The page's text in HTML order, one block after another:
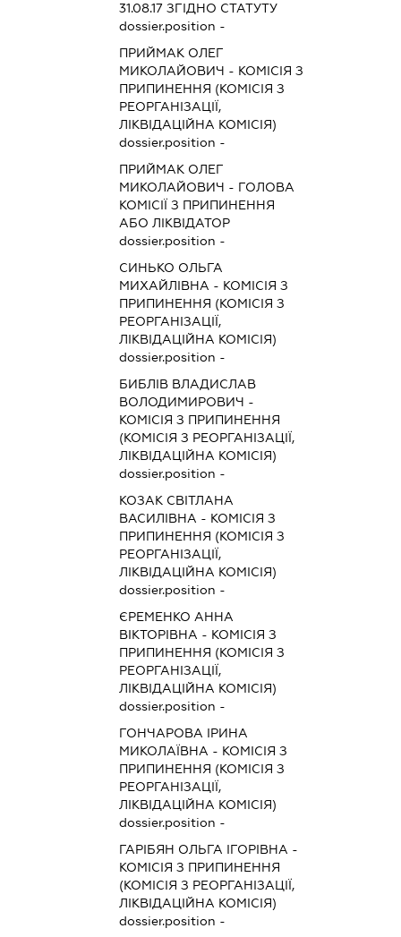
31.08.17 ЗГІДНО СТАТУТУ
dossier.position -
ПРИЙМАК ОЛЕГ
МИКОЛАЙОВИЧ - КОМІСІЯ З
ПРИПИНЕННЯ (КОМІСІЯ З
РЕОРГАНІЗАЦІЇ,
ЛІКВІДАЦІЙНА КОМІСІЯ)
dossier.position -
ПРИЙМАК ОЛЕГ
МИКОЛАЙОВИЧ - ГОЛОВА
КОМІСІЇ З ПРИПИНЕННЯ
АБО ЛІКВІДАТОР
dossier.position -
СИНЬКО ОЛЬГА
МИХАЙЛІВНА - КОМІСІЯ З
ПРИПИНЕННЯ (КОМІСІЯ З
РЕОРГАНІЗАЦІЇ,
ЛІКВІДАЦІЙНА КОМІСІЯ)
dossier.position -
БИБЛІВ ВЛАДИСЛАВ
ВОЛОДИМИРОВИЧ -
КОМІСІЯ З ПРИПИНЕННЯ
(КОМІСІЯ З РЕОРГАНІЗАЦІЇ,
ЛІКВІДАЦІЙНА КОМІСІЯ)
dossier.position -
КОЗАК СВІТЛАНА
ВАСИЛІВНА - КОМІСІЯ З
ПРИПИНЕННЯ (КОМІСІЯ З
РЕОРГАНІЗАЦІЇ,
ЛІКВІДАЦІЙНА КОМІСІЯ)
dossier.position -
ЄРЕМЕНКО АННА
ВІКТОРІВНА - КОМІСІЯ З
ПРИПИНЕННЯ (КОМІСІЯ З
РЕОРГАНІЗАЦІЇ,
ЛІКВІДАЦІЙНА КОМІСІЯ)
dossier.position -
ГОНЧАРОВА ІРИНА
МИКОЛАЇВНА - КОМІСІЯ З
ПРИПИНЕННЯ (КОМІСІЯ З
РЕОРГАНІЗАЦІЇ,
ЛІКВІДАЦІЙНА КОМІСІЯ)
dossier.position -
ГАРІБЯН ОЛЬГА ІГОРІВНА -
КОМІСІЯ З ПРИПИНЕННЯ
(КОМІСІЯ З РЕОРГАНІЗАЦІЇ,
ЛІКВІДАЦІЙНА КОМІСІЯ)
dossier.position -